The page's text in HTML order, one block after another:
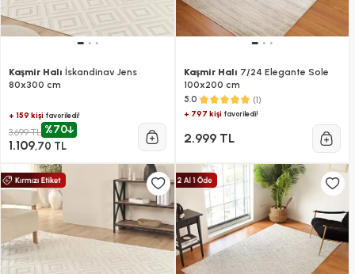
Kaşmir Halı İskandinav Jens
80x300 cm
+ 159 kişi favoriledi!
3.699 TL %70
1.109,70 TL
Kaşmir Halı 7/24 Elegante Sole
100x200 cm
5.0 (1)
+ 797 kişifavoriledi!
2.999 TL